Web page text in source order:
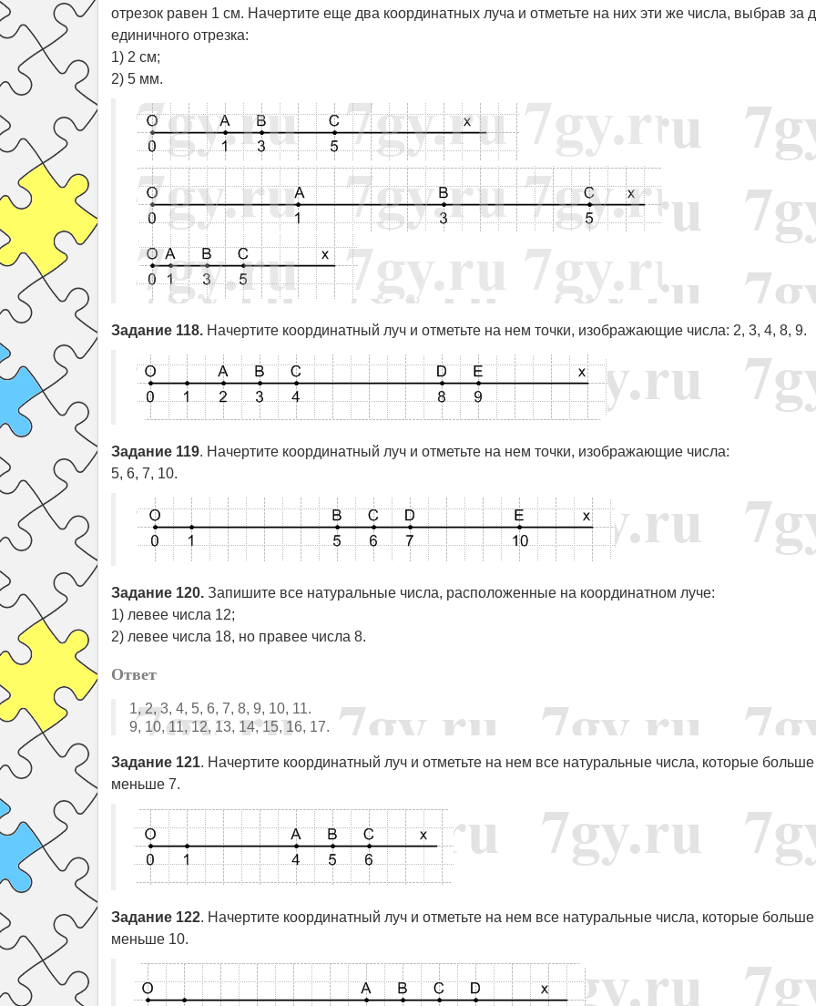
отрезок равен 1 см. Начертите еще два координатных луча и отметьте на них эти же числа, выбрав за
единичного отрезка:
1) 2 см;
2) 5 мм.
Задание 118. Начертите координатный луч и отметьте на нем точки, изображающие числа: 2, 3, 4, 8, 9.
Задание 119. Начертите координатный луч и отметьте на нем точки, изображающие числа:
5, 6, 7, 10.
Задание 120. Запишите все натуральные числа, расположенные на координатном луче:
1) левее числа 12;
2) левее числа 18, но правее числа 8.
Ответ
1, 2, 3, 4, 5, 6, 7, 8, 9, 10, 11.
9, 10, 11, 12, 13, 14, 15, 16, 17.
Задание 121. Начертите координатный луч и отметьте на нем все натуральные числа, которые
меньше 7.
Задание 122. Начертите координатный луч и отметьте на нем все натуральные числа, которые
меньше 10.